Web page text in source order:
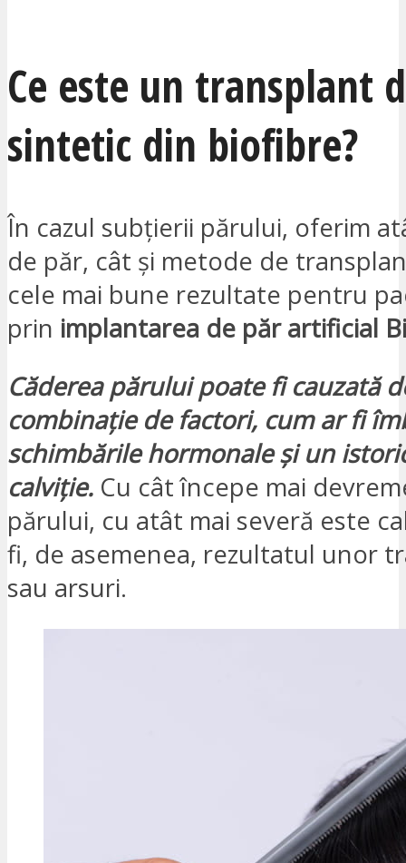
Ce este un transplant
sintetic din biofibre?
În cazul subțierii părului, oferim
de păr, cât și metode de
cele mai bune rezultate pentru
prin implantarea de păr artificial
Căderea părului poate fi cauzată
combinație de factori, cum ar fi
schimbările hormonale și un
calviție. Cu cât începe mai
părului, cu atât mai severă este
fi, de asemenea, rezultatul unor
sau arsuri.